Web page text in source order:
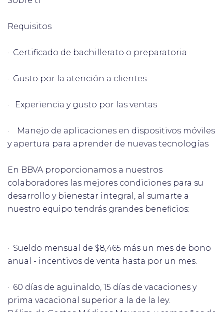
Requisitos
· Certificado de bachillerato o preparatoria
· Gusto por la atención a clientes
· Experiencia y gusto por las ventas
·
Manejo de aplicaciones en dispositivos móviles
y apertura para aprender de nuevas tecnologías
En BBVA proporcionamos a nuestros
colaboradores las mejores condiciones para su
desarrollo y bienestar integral, al sumarte a
nuestro equipo tendrás grandes beneficios:
· Sueldo mensual de $8,465 más un mes de bono
anual - incentivos de venta hasta por un mes.
· 60 días de aguinaldo, 15 días de vacaciones y
prima vacacional superior a la de la ley.